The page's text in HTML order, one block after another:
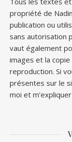
propriété de
publication ou
sans autorisation
vaut également
images et la
reproduction. Si
présentes sur le
moi et